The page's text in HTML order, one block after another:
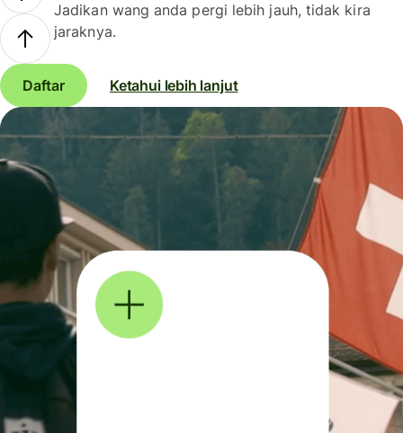
Jadikan wang anda pergi lebih jauh, tidak kira
jaraknya.
Daftar Ketahui lebih lanjut